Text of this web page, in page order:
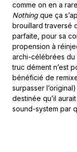
comme on en a
Nothingque ça
brouillard traversé
parfaite, pour sa
propension à
archi-célébrées du
truc dément n’est
bénéficié de
surpasser
destinée qu’il
sound-system par